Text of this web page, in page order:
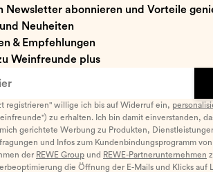
Newsletter abonnieren und Vorteile
Neuheiten
& Empfehlungen
Weinfreunde plus
registrieren" willige ich bis auf Widerruf ein,
zu erhalten. Ich bin damit einverstanden,
gerichtete Werbung zu Produkten,
und Infos zum Kundenbindungsprogramm
der REWE Group und REWE-Partnerunternehmen
die Öffnung der E-Mails und Klicks auf